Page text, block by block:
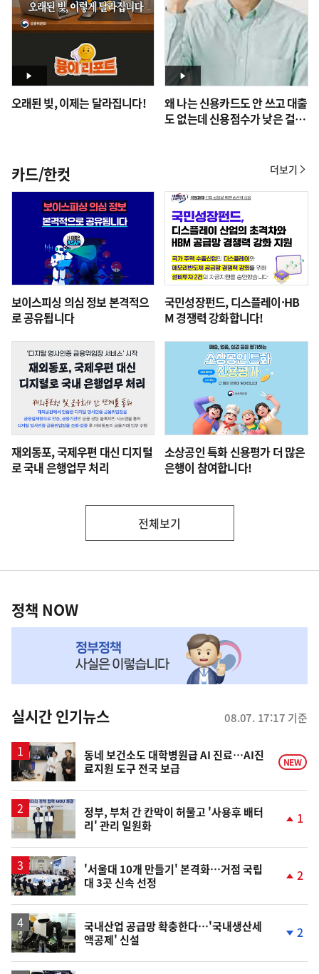
오래된 빚, 이제는 달라집니다!
왜 나는 신용카드도 안 쓰고 대출
도 없는데 신용점수가 낮은 걸
카드/한컷
보이스피싱 의심 정보 본격적으
로 공유됩니다
국민성장펀드, 디스플레이·HB
M 경쟁력 강화합니다!
재외동포, 국제우편 대신 디지털
로 국내 은행업무 처리
소상공인 특화 신용평가 더 많은
은행이 참여합니다!
더보기
부
처
전체보기
책
NOW,
뉴
스
정책 NOW
실시간 인기뉴스 08.07. 17:17 기준
동네 보건소도 대학병원급 AI 진료…AI진
료지원 도구 전국 보급
NEW
정부, 부처 간 칸막이 허물고 '사용후 배터
리' 관리 일원화
1
'서울대 10개 만들기' 본격화…거점 국립
대 3곳 신속 선정
2
국내산업 공급망 확충한다…'국내생산세
액공제' 신설
2